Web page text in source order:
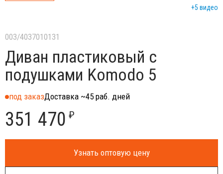
+5 видео
003/4037010131
Диван пластиковый с
подушками Komodo 5
под заказДоставка ~45 раб. дней
351 470 ₽
Узнать оптовую цену